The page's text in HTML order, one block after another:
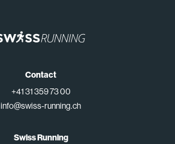
Contact
+41 31 359 73 00
info@swiss-running.ch
Swiss Running